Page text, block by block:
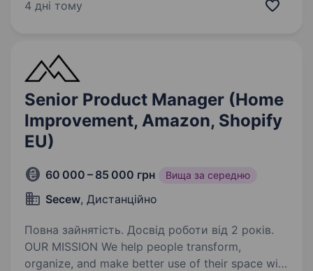
Ми шукаємо Керівника відділу закупівель /
4 дні тому
Senior Product Manager (Home
Improvement, Amazon, Shopify
EU)
60 000 – 85 000 грн Вища за середню
Secew, Дистанційно
Повна зайнятість. Досвід роботи від 2 років.
OUR MISSION We help people transform,
organize, and make better use of their space with